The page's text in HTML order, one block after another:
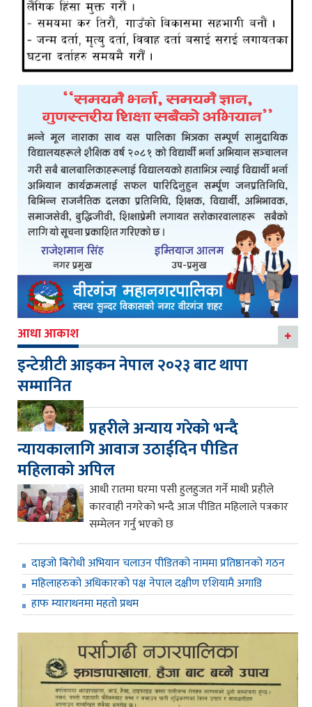
आधा आकाश
इन्टेग्रीटी आइकन नेपाल २०२३ बाट थापा
सम्मानित
प्रहरीले अन्याय गरेको भन्दै
न्यायकालागि आवाज उठाईदिन पीडित
महिलाको अपिल
आधी रातमा घरमा पसी हुलहुजत गर्ने माथी प्रहीले
कारवाही नगरेको भन्दै आज पीडित महिलाले पत्रकार
सम्मेलन गर्नु भएको छ
दाइजो बिरोधी अभियान चलाउन पीडितको नाममा प्रतिष्ठानको गठन
महिलाहरुको अधिकारको पक्ष नेपाल दक्षीण एशियामै अगाडि
हाफ म्याराथनमा महतो प्रथम